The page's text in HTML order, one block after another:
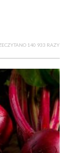
140 933 RAZY